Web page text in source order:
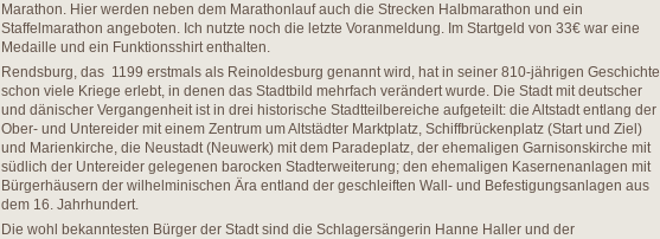
Marathon. Hier werden neben dem Marathonlauf auch die Strecken Halbmarathon und ein
Staffelmarathon angeboten. Ich nutzte noch die letzte Voranmeldung. Im Startgeld von 33€ war eine
Medaille und ein Funktionsshirt enthalten.
Rendsburg, das 1199 erstmals als Reinoldesburg genannt wird, hat in seiner 810-jährigen Geschichte
schon viele Kriege erlebt, in denen das Stadtbild mehrfach verändert wurde. Die Stadt mit deutscher
und dänischer Vergangenheit ist in drei historische Stadtteilbereiche aufgeteilt: die Altstadt entlang der
Ober- und Untereider mit einem Zentrum um Altstädter Marktplatz, Schiffbrückenplatz (Start und Ziel)
und Marienkirche, die Neustadt (Neuwerk) mit dem Paradeplatz, der ehemaligen Garnisonskirche mit
südlich der Untereider gelegenen barocken Stadterweiterung; den ehemaligen Kasernenanlagen mit
Bürgerhäusern der wilhelminischen Ära entland der geschleiften Wall- und Befestigungsanlagen aus
dem 16. Jahrhundert.
Die wohl bekanntesten Bürger der Stadt sind die Schlagersängerin Hanne Haller und der